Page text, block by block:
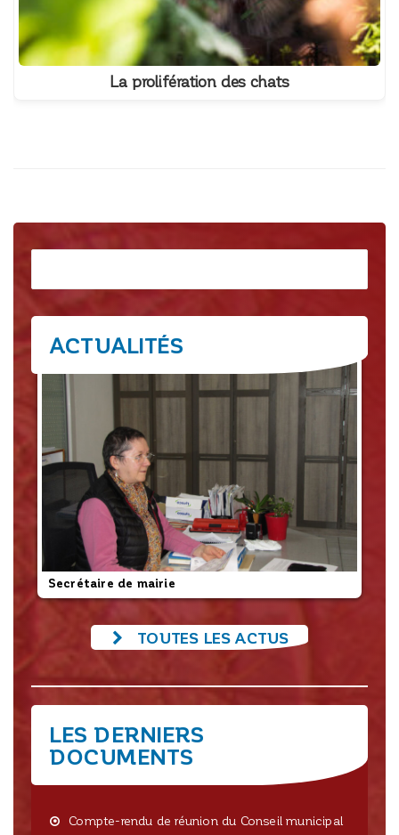
La prolifération des chats
ACTUALITÉS
Secrétaire de mairie
TOUTES LES ACTUS
LES DERNIERS
DOCUMENTS
Compte-rendu de réunion du Conseil municipal